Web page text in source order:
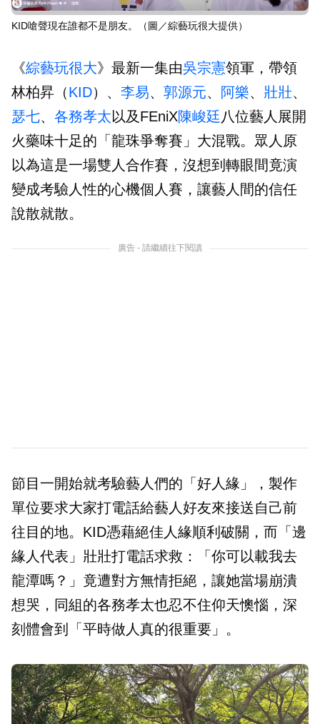
KID嗆聲現在誰都不是朋友。（圖／綜藝玩很大提供）
《綜藝玩很大》最新一集由吳宗憲領軍，帶領
林柏昇（KID）、 李易、 郭源元、 阿樂、 壯壯、
瑟七、 各務孝太以及FEniX陳峻廷 八位藝人展開
火藥味十足的「龍珠爭奪賽」大混戰。眾人原
以為這是一場雙人合作賽，沒想到轉眼間竟演
變成考驗人性的心機個人賽，讓藝人間的信任
說散就散。
廣告 - 請繼續往下閱讀
節目一開始就考驗藝人們的「好人緣」，製作
單位要求大家打電話給藝人好友來接送自己前
往目的地。KID憑藉絕佳人緣順利破關，而「邊
緣人代表」壯壯打電話求救：「你可以載我去
龍潭嗎？」竟遭對方無情拒絕，讓她當場崩潰
想哭，同組的各務孝太也忍不住仰天懊惱，深
刻體會到「平時做人真的很重要」。